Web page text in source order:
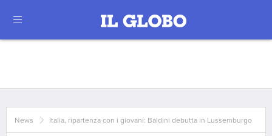
News Italia, ripartenza con i giovani: Baldini debutta in Lussemburgo